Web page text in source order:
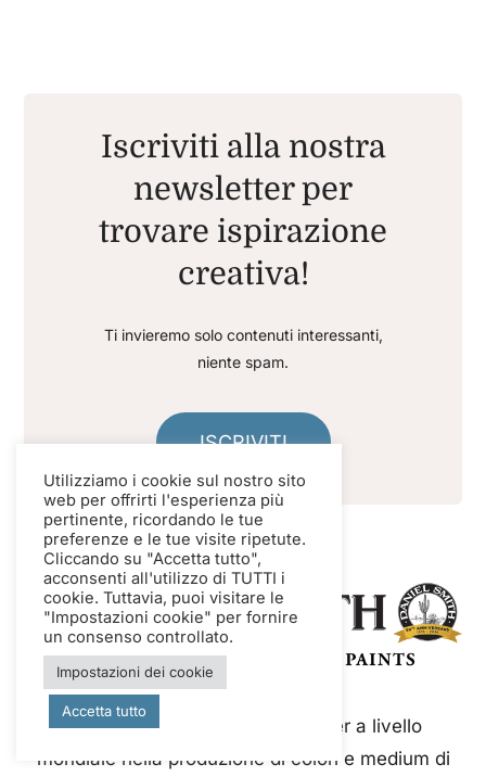
Iscriviti alla nostra
newsletter per
trovare ispirazione
creativa!
Ti invieremo solo contenuti interessanti,
niente spam.
ISCRIVITI
Daniel Smith è un'azienda leader a livello
mondiale nella produzione di colori e medium di
Utilizziamo i cookie sul nostro sito
web per offrirti l'esperienza più
pertinente, ricordando le tue
preferenze e le tue visite ripetute.
Cliccando su "Accetta tutto",
acconsenti all'utilizzo di TUTTI i
cookie. Tuttavia, puoi visitare le
"Impostazioni cookie" per fornire
un consenso controllato.
Impostazioni dei cookie
Accetta tutto